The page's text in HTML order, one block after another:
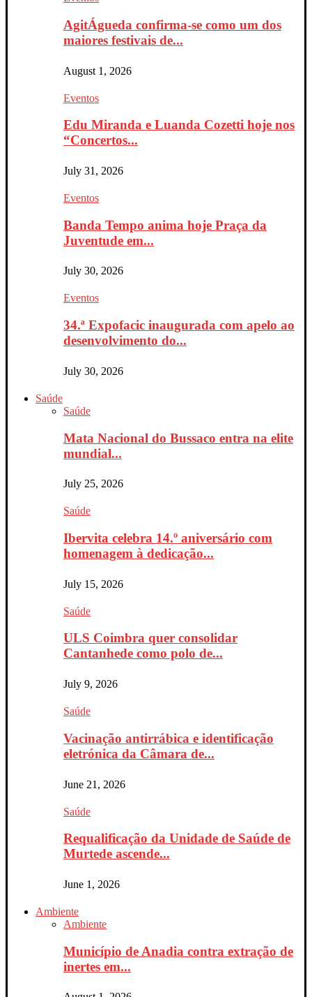
AgitÁgueda confirma-se como um dos
maiores festivais de...
August 1, 2026
Eventos
Edu Miranda e Luanda Cozetti hoje nos
“Concertos...
July 31, 2026
Eventos
Banda Tempo anima hoje Praça da
Juventude em...
July 30, 2026
Eventos
34.ª Expofacic inaugurada com apelo ao
desenvolvimento do...
July 30, 2026
Saúde
Saúde
Mata Nacional do Bussaco entra na elite
mundial...
July 25, 2026
Saúde
Ibervita celebra 14.º aniversário com
homenagem à dedicação...
July 15, 2026
Saúde
ULS Coimbra quer consolidar
Cantanhede como polo de...
July 9, 2026
Saúde
Vacinação antirrábica e identificação
eletrónica da Câmara de...
June 21, 2026
Saúde
Requalificação da Unidade de Saúde de
Murtede ascende...
June 1, 2026
Ambiente
Ambiente
Município de Anadia contra extração de
inertes em...